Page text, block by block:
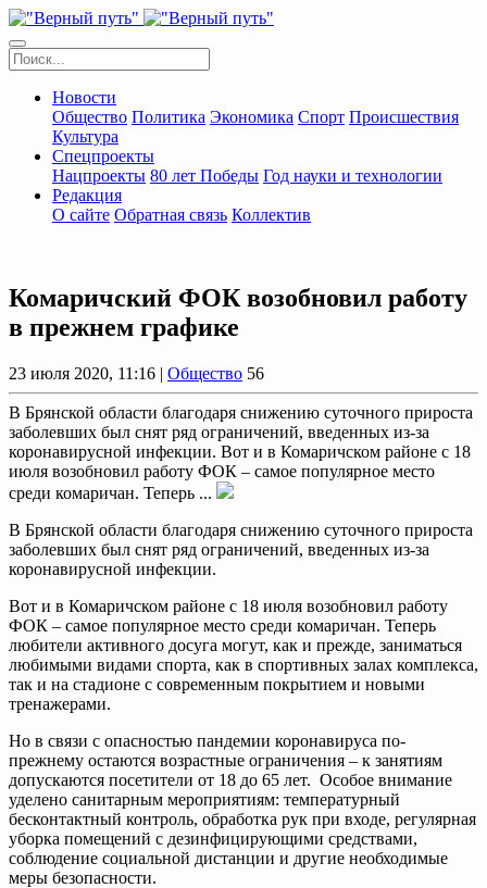
Новости
Общество Политика Экономика Спорт Происшествия
Культура
Спецпроекты
Нацпроекты 80 лет Победы Год науки и технологии
Редакция
О сайте Обратная связь Коллектив
Комаричский ФОК возобновил работу
в прежнем графике
23 июля 2020, 11:16 | Общество 56
В Брянской области благодаря снижению суточного прироста
заболевших был снят ряд ограничений, введенных из-за
коронавирусной инфекции. Вот и в Комаричском районе с 18
июля возобновил работу ФОК – самое популярное место
среди комаричан. Теперь ...
В Брянской области благодаря снижению суточного прироста
заболевших был снят ряд ограничений, введенных из-за
коронавирусной инфекции.
Вот и в Комаричском районе с 18 июля возобновил работу
ФОК – самое популярное место среди комаричан. Теперь
любители активного досуга могут, как и прежде, заниматься
любимыми видами спорта, как в спортивных залах комплекса,
так и на стадионе с современным покрытием и новыми
тренажерами.
Но в связи с опасностью пандемии коронавируса по-
прежнему остаются возрастные ограничения – к занятиям
допускаются посетители от 18 до 65 лет. Особое внимание
уделено санитарным мероприятиям: температурный
бесконтактный контроль, обработка рук при входе, регулярная
уборка помещений с дезинфицирующими средствами,
соблюдение социальной дистанции и другие необходимые
меры безопасности.